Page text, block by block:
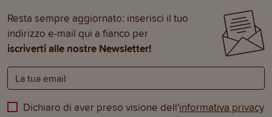
Resta sempre aggiornato: inserisci il tuo
indirizzo e-mail qui a fianco per
iscriverti alle nostre Newsletter!
Dichiaro di aver preso visione dell'informativa privacy